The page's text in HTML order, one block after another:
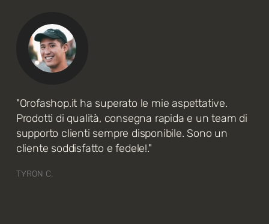
"Orofashop.it ha superato le mie aspettative.
supporto clienti sempre disponibile. Sono un
cliente soddisfatto e fedele!."
TYRON C.